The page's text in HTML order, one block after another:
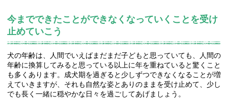
今までできたことができなくなっていくことを受け
止めていこう
犬の年齢は、人間でいえばまだまだ子どもと思っていても、人間の
年齢に換算してみると思っている以上に年を重ねていると驚くこと
も多くあります。成犬期を過ぎると少しずつできなくなることが増
えていきますが、それも自然な姿とありのままを受け止めて、少し
でも長く一緒に穏やかな日々を過ごしてあげましょう。